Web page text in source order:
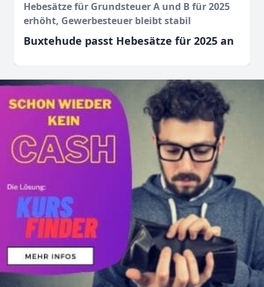
Hebesätze für Grundsteuer A und B für 2025
erhöht, Gewerbesteuer bleibt stabil
Buxtehude passt Hebesätze für 2025 an